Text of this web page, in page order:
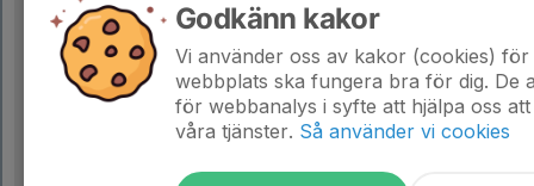
17 jan 2018
Godkänn kakor
Vi använder oss av kakor (cookies)
webbplats ska fungera bra för dig. De
för webbanalys i syfte att hjälpa oss
våra tjänster. Så använder vi cookies